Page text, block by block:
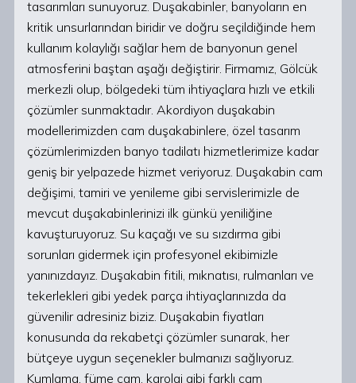
tasarımları sunuyoruz. Duşakabinler, banyoların en
kritik unsurlarından biridir ve doğru seçildiğinde hem
kullanım kolaylığı sağlar hem de banyonun genel
atmosferini baştan aşağı değiştirir. Firmamız, Gölcük
merkezli olup, bölgedeki tüm ihtiyaçlara hızlı ve etkili
çözümler sunmaktadır. Akordiyon duşakabin
modellerimizden cam duşakabinlere, özel tasarım
çözümlerimizden banyo tadilatı hizmetlerimize kadar
geniş bir yelpazede hizmet veriyoruz. Duşakabin cam
değişimi, tamiri ve yenileme gibi servislerimizle de
mevcut duşakabinlerinizi ilk günkü yeniliğine
kavuşturuyoruz. Su kaçağı ve su sızdırma gibi
sorunları gidermek için profesyonel ekibimizle
yanınızdayız. Duşakabin fitili, mıknatısı, rulmanları ve
tekerlekleri gibi yedek parça ihtiyaçlarınızda da
güvenilir adresiniz biziz. Duşakabin fiyatları
konusunda da rekabetçi çözümler sunarak, her
bütçeye uygun seçenekler bulmanızı sağlıyoruz.
Kumlama, füme cam, karolaj gibi farklı cam